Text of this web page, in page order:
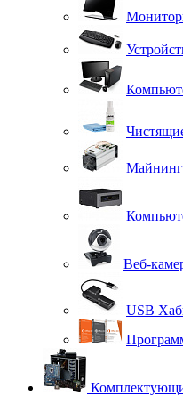
Майнинг
Веб-
USB